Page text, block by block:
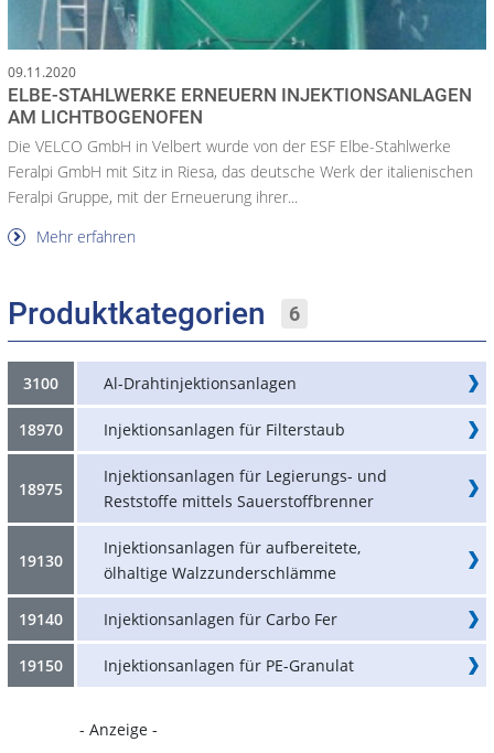
09.11.2020
ELBE-STAHLWERKE ERNEUERN INJEKTIONSANLAGEN
AM LICHTBOGENOFEN
Die VELCO GmbH in Velbert wurde von der ESF Elbe-Stahlwerke
Feralpi GmbH mit Sitz in Riesa, das deutsche Werk der italienischen
Feralpi Gruppe, mit der Erneuerung ihrer...
Mehr erfahren
Produktkategorien 6
3100 Al-Drahtinjektionsanlagen
18970 Injektionsanlagen für Filterstaub
18975
Injektionsanlagen für Legierungs- und
Reststoffe mittels Sauerstoffbrenner
19130
Injektionsanlagen für aufbereitete,
ölhaltige Walzzunderschlämme
19140 Injektionsanlagen für Carbo Fer
19150 Injektionsanlagen für PE-Granulat
- Anzeige -